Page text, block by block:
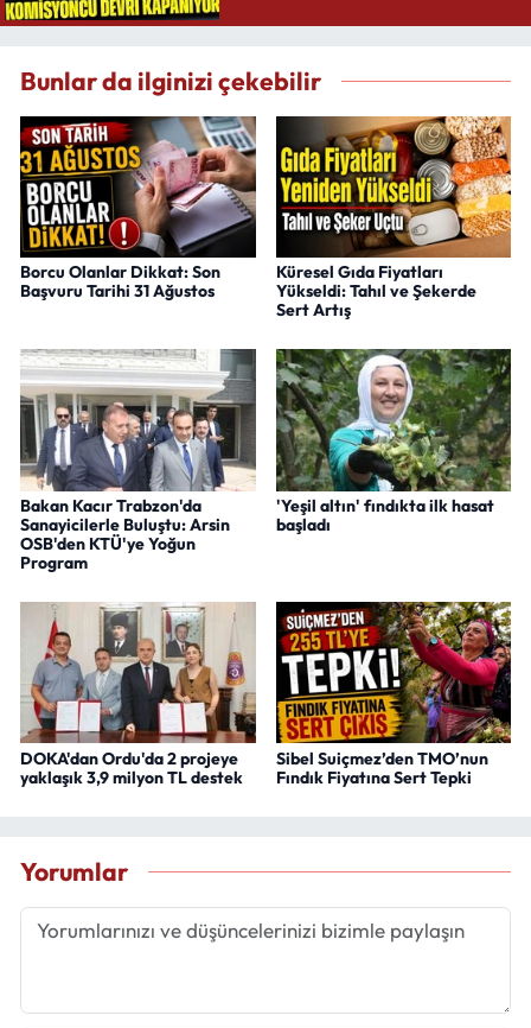
Bunlar da ilginizi çekebilir
Borcu Olanlar Dikkat: Son
Başvuru Tarihi 31 Ağustos
Küresel Gıda Fiyatları
Yükseldi: Tahıl ve Şekerde
Sert Artış
Bakan Kacır Trabzon'da
Sanayicilerle Buluştu: Arsin
OSB'den KTÜ'ye Yoğun
Program
'Yeşil altın' fındıkta ilk hasat
başladı
DOKA'dan Ordu'da 2 projeye
yaklaşık 3,9 milyon TL destek
Sibel Suiçmez’den TMO’nun
Fındık Fiyatına Sert Tepki
Yorumlar